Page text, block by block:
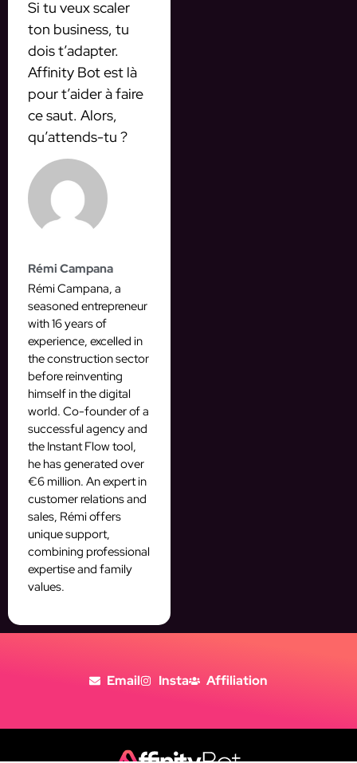
Si tu veux scaler
ton business, tu
dois t’adapter.
Affinity Bot est là
pour t’aider à faire
ce saut. Alors,
qu’attends-tu ?
Rémi Campana
Rémi Campana, a
seasoned entrepreneur
with 16 years of
experience, excelled in
the construction sector
before reinventing
himself in the digital
world. Co-founder of a
successful agency and
the Instant Flow tool,
he has generated over
€6 million. An expert in
customer relations and
sales, Rémi offers
unique support,
combining professional
expertise and family
values.
Email Insta Affiliation